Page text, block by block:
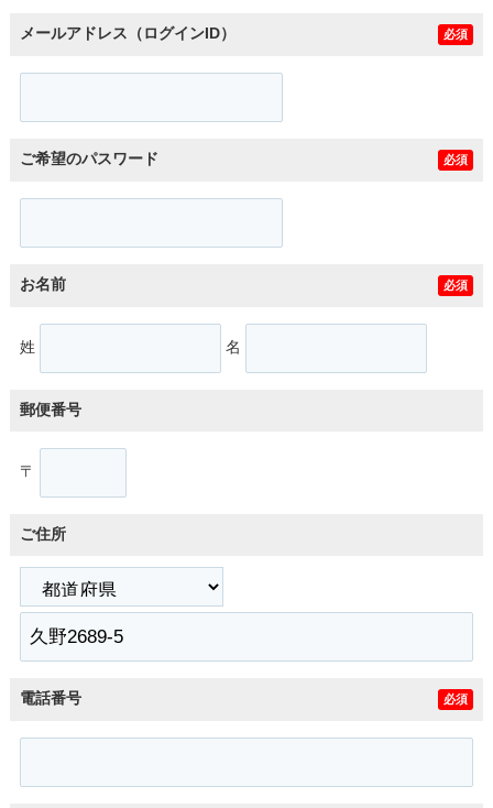
メールアドレス（ログインID） 必須
ご希望のパスワード 必須
お名前 必須
姓 名
郵便番号
〒
ご住所
電話番号 必須